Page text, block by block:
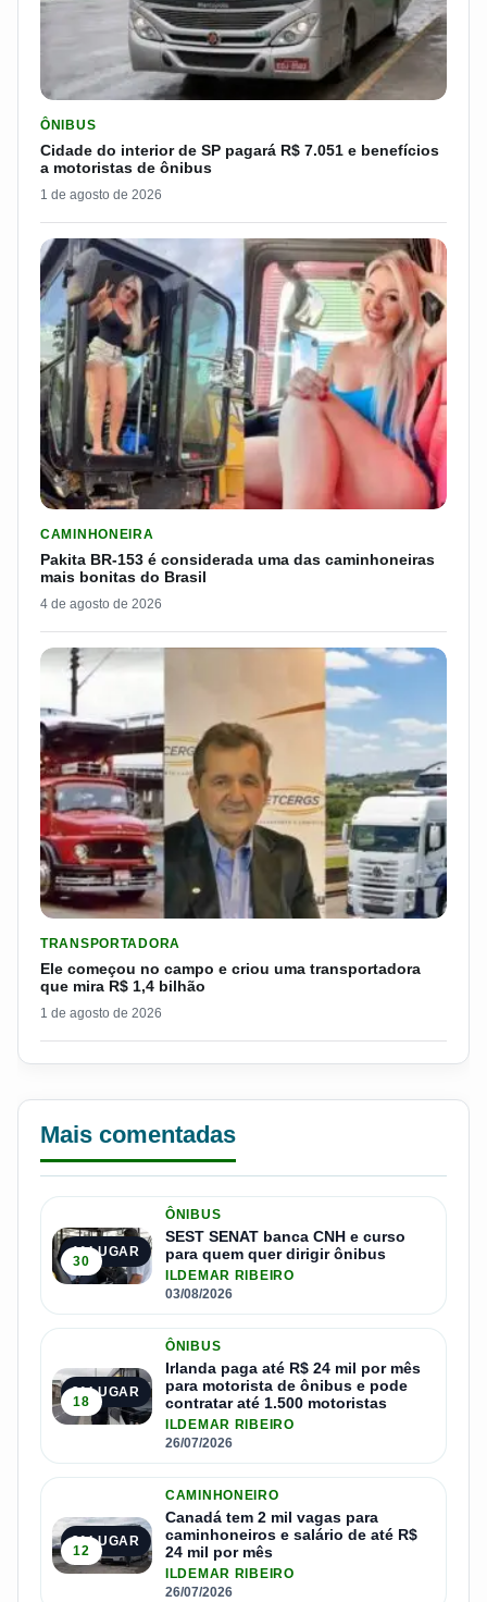
ÔNIBUS
Cidade do interior de SP pagará R$ 7.051 e benefícios
a motoristas de ônibus
1 de agosto de 2026
CAMINHONEIRA
Pakita BR-153 é considerada uma das caminhoneiras
mais bonitas do Brasil
4 de agosto de 2026
TRANSPORTADORA
Ele começou no campo e criou uma transportadora
que mira R$ 1,4 bilhão
1 de agosto de 2026
Mais comentadas
1º LUGAR
30
ÔNIBUS
SEST SENAT banca CNH e curso
para quem quer dirigir ônibus
ILDEMAR RIBEIRO
03/08/2026
2º LUGAR
18
ÔNIBUS
Irlanda paga até R$ 24 mil por mês
para motorista de ônibus e pode
contratar até 1.500 motoristas
ILDEMAR RIBEIRO
26/07/2026
3º LUGAR
12
CAMINHONEIRO
Canadá tem 2 mil vagas para
caminhoneiros e salário de até R$
24 mil por mês
ILDEMAR RIBEIRO
26/07/2026